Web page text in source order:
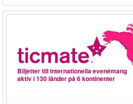
Biljetter till internationella evenemang
aktiv i 130 länder på 6 kontinenter